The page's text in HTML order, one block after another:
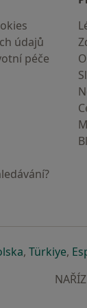
údajů
péče
se otevře v
, Türkiyese
,